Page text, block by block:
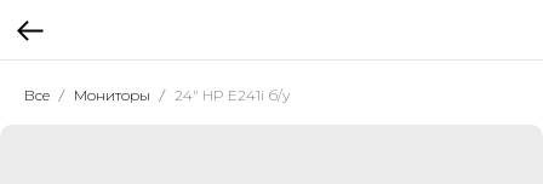
Все Мониторы 24" HP E241i б/у